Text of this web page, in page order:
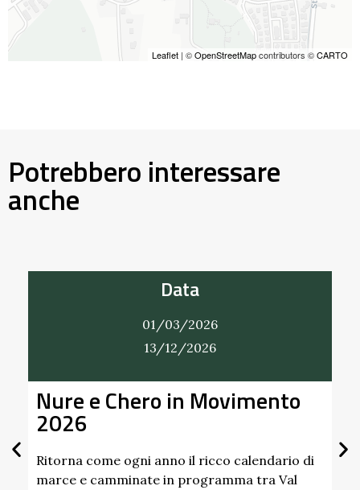
Leaflet | ©OpenStreetMapcontributors ©CARTO
Potrebbero interessare
anche
Data
01/03/2026
13/12/2026
Nure e Chero in Movimento
2026
Ritorna come ogni anno il ricco calendario di
marce e camminate in programma tra Val